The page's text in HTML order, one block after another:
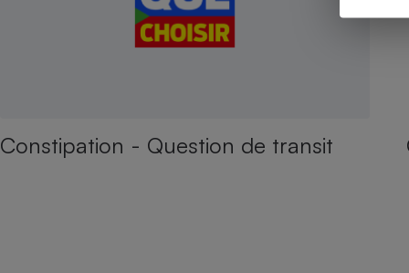
Constipation - Question de transit